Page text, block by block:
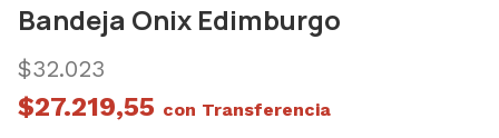
Bandeja Onix Edimburgo
$32.023
$27.219,55 con